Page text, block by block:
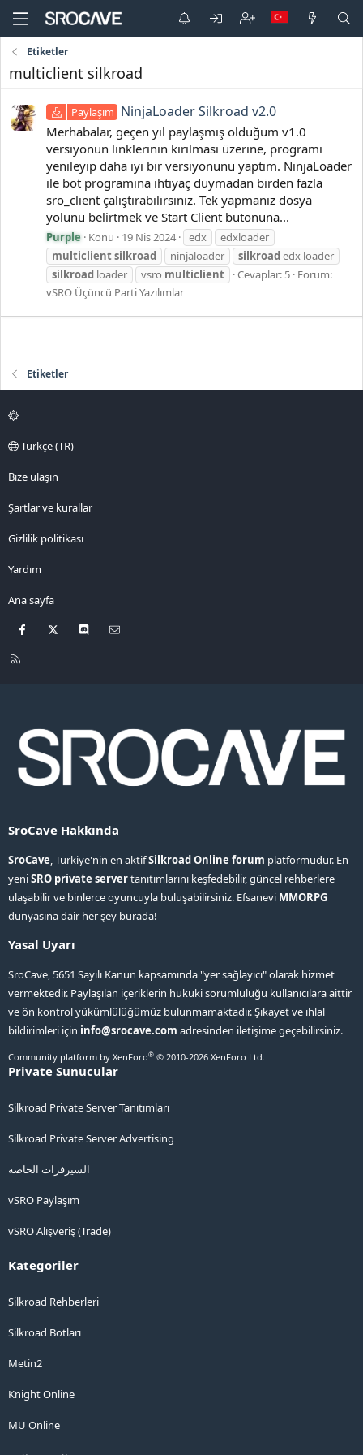
Etiketler
multiclient silkroad
Paylaşım NinjaLoader Silkroad v2.0
Merhabalar, geçen yıl paylaşmış olduğum v1.0
versiyonun linklerinin kırılması üzerine, programı
yenileyip daha iyi bir versiyonunu yaptım. NinjaLoader
ile bot programına ihtiyaç duymadan birden fazla
sro_client çalıştırabilirsiniz. Tek yapmanız dosya
yolunu belirtmek ve Start Client butonuna...
Purple Konu 19 Nis 2024 edx
edxloader
multiclientsilkroad ninjaloader silkroadedx loader
silkroad loader vsro multiclient Cevaplar: 5 Forum:
vSRO Üçüncü Parti Yazılımlar
Etiketler
Türkçe (TR)
Bize ulaşın
Şartlar ve kurallar
Gizlilik politikası
Yardım
Ana sayfa
Facebook Discord
R
SroCave Hakkında
SroCave, Türkiye'nin en aktifSilkroad Online forum platformudur. En
yeniSRO private servertanıtımlarını keşfedebilir, güncel rehberlere
ulaşabilir ve binlerce oyuncuyla buluşabilirsiniz. Efsanevi MMORPG
dünyasına dair her şey burada!
Yasal Uyarı
SroCave, 5651 Sayılı Kanun kapsamında "yer sağlayıcı" olarak hizmet
vermektedir. Paylaşılan içeriklerin hukuki sorumluluğu kullanıcılara aittir
ve ön kontrol yükümlülüğümüz bulunmamaktadır. Şikayet ve ihlal
bildirimleri için info@srocave.com adresinden iletişime geçebilirsiniz.
Community platform by XenForo® © 2010-2026 XenForo Ltd.
Private Sunucular
Silkroad Private Server Tanıtımları
Silkroad Private Server Advertising
السيرفرات الخاصة
vSRO Paylaşım
vSRO Alışveriş (Trade)
Kategoriler
Silkroad Rehberleri
Silkroad Botları
Metin2
Knight Online
MU Online